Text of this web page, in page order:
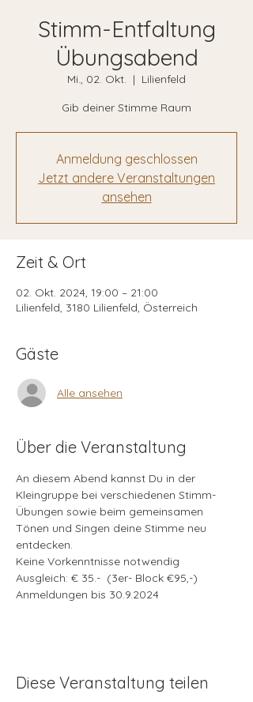
Stimm-Entfaltung
Übungsabend
Mi., 02. Okt.
  |
Lilienfeld
Gib deiner Stimme Raum
Anmeldung geschlossen
Jetzt andere Veranstaltungen
ansehen
Zeit & Ort
02. Okt. 2024, 19:00 – 21:00
Lilienfeld, 3180 Lilienfeld, Österreich
Gäste
Alle ansehen
Über die Veranstaltung
An diesem Abend kannst Du in der
Kleingruppe bei verschiedenen Stimm-
Übungen sowie beim gemeinsamen
Tönen und Singen deine Stimme neu
entdecken.
Keine Vorkenntnisse notwendig
Ausgleich: € 35.-  (3er- Block €95,-)
Anmeldungen bis 30.9.2024
Diese Veranstaltung teilen